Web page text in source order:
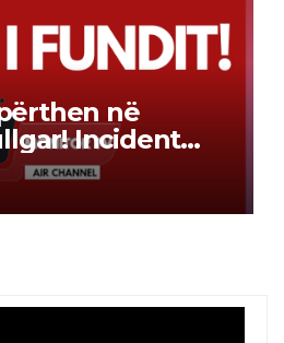
në
Incident
trans-
hetojnë